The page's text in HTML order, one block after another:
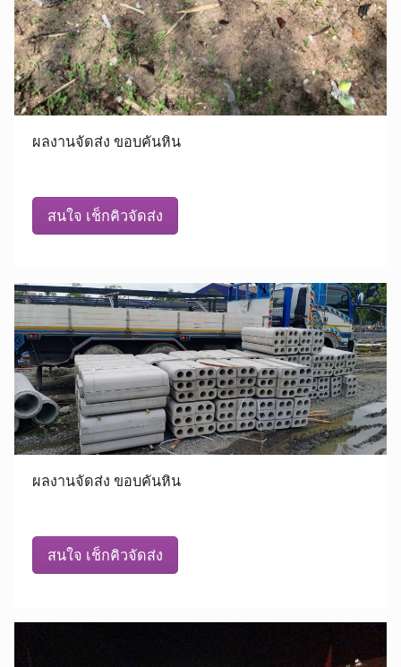
ผลงานจัดส่ง ขอบคันหิน
สนใจ เช็กคิวจัดส่ง
ผลงานจัดส่ง ขอบคันหิน
สนใจ เช็กคิวจัดส่ง